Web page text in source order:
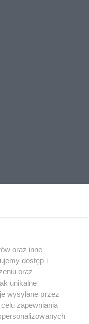
być powielany i
w jakikolwiek sposób (w
polu
umieszczaniem w
Jakiekolwiek użycie lub
z naruszeniem prawa,
kary i może być
oraz inne
dostęp i
oraz
unikalne
wysyłane przez
zapewniania